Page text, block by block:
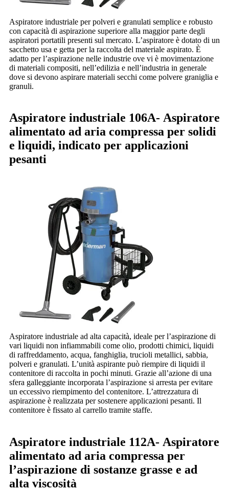
Aspiratore industriale per polveri e granulati semplice e robusto
con capacità di aspirazione superiore alla maggior parte degli
aspiratori portatili presenti sul mercato. L’aspiratore è dotato di un
sacchetto usa e getta per la raccolta del materiale aspirato. È
adatto per l’aspirazione nelle industrie ove vi è movimentazione
di materiali compositi, nell’edilizia e nell’industria in generale
dove si devono aspirare materiali secchi come polvere graniglia e
granuli.
Aspiratore industriale 106A- Aspiratore
alimentato ad aria compressa per solidi
e liquidi, indicato per applicazioni
pesanti
Aspiratore industriale ad alta capacità, ideale per l’aspirazione di
vari liquidi non infiammabili come olio, prodotti chimici, liquidi
di raffreddamento, acqua, fanghiglia, trucioli metallici, sabbia,
polveri e granulati. L’unità aspirante può riempire di liquidi il
contenitore di raccolta in pochi minuti. Grazie all’azione di una
sfera galleggiante incorporata l’aspirazione si arresta per evitare
un eccessivo riempimento del contenitore. L’attrezzatura di
aspirazione è realizzata per sostenere applicazioni pesanti. Il
contenitore è fissato al carrello tramite staffe.
Aspiratore industriale 112A- Aspiratore
alimentato ad aria compressa per
l’aspirazione di sostanze grasse e ad
alta viscosità